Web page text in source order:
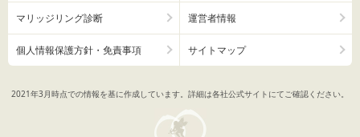
マリッジリング診断 運営者情報
個人情報保護方針・免責事項 サイトマップ
2021年3月時点での情報を基に作成しています。詳細は各社公式サイトにてご確認ください。